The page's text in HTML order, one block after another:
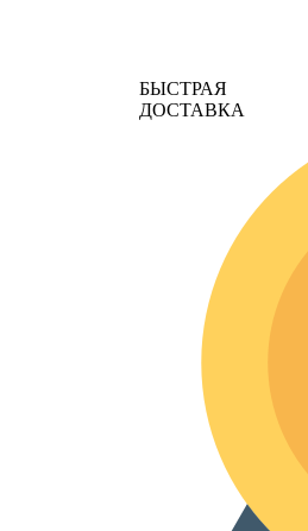
БЫСТРАЯ
ДОСТАВКА